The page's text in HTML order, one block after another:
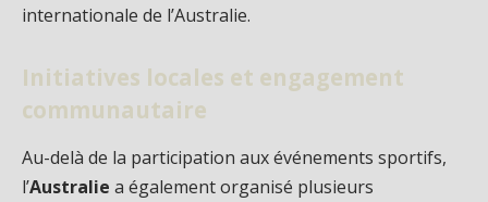
internationale de l’Australie.
Initiatives locales et engagement
communautaire
Au-delà de la participation aux événements sportifs,
l’Australie a également organisé plusieurs